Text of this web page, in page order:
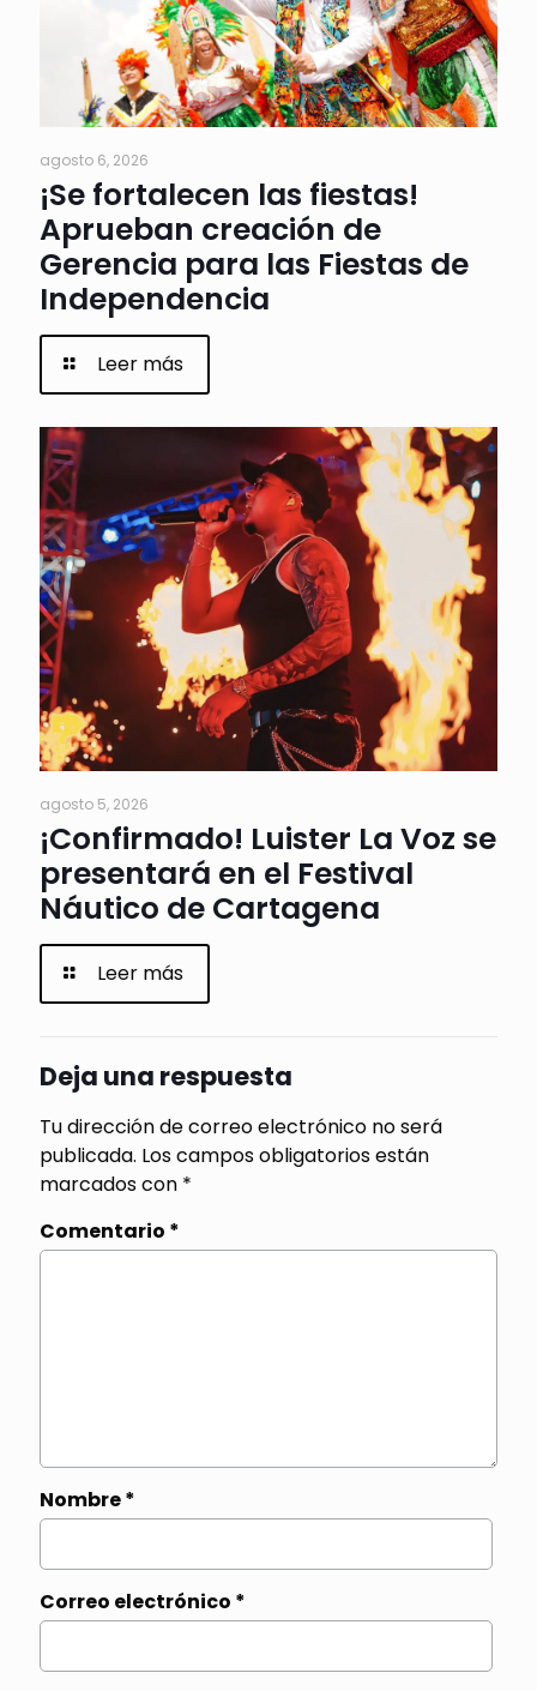
agosto 6, 2026
¡Se fortalecen las fiestas!
Aprueban creación de
Gerencia para las Fiestas de
Independencia
Leer más
agosto 5, 2026
¡Confirmado! Luister La Voz se
presentará en el Festival
Náutico de Cartagena
Leer más
Deja una respuesta
Tu dirección de correo electrónico no será
publicada. Los campos obligatorios están
marcados con *
Comentario *
Nombre*
Correo electrónico *